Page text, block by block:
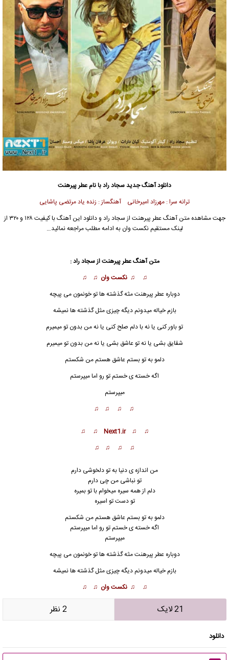
دانلود آهنگ جدیدسجاد راد با نام عطر پیرهنت
ترانه سرا : مهرزاد امیرخانی آهنگساز : زنده یاد مرتضی پاشایی
جهت مشاهده متن آهنگ عطر پیرهنت از سجاد راد و دانلود این آهنگ با کیفیت ۱۲۸ و ۳۲۰ از
لینک مستقیم نکست وان به ادامه مطلب مراجعه نمائید…
متن آهنگ عطر پیرهنت از سجاد راد :
♫ ♫نکست وان ♫ ♫
دوباره عطر پیرهنت مثه گذشته ها تو خونمون می پیچه
بازم خیاله میدونم دیگه چیزی مثل گذشته ها نمیشه
تو باور کنی یا نه با دلم صلح کنی یا نه من بدون تو میمیرم
شقایق بشی یا نه تو عاشق بشی یا نه من بدون تو میمیرم
دلمو به تو بستم عاشق هستم من شکستم
اگه خسته ی خستم تو رو اما میپرستم
میپرستم
♫ ♫ ♫ ♫
♫ ♫ Next1.ir ♫ ♫
♫ ♫ ♫ ♫
من اندازه ی دنیا به تو دلخوشی دارم
تو نباشی من چی دارم
دلم از همه سیره میخوام با تو بمیره
تو دست تو اسیره
دلمو به تو بستم عاشق هستم من شکستم
اگه خسته ی خستم تو رو اما میپرستم
میپرستم
دوباره عطر پیرهنت مثه گذشته ها تو خونمون می پیچه
بازم خیاله میدونم دیگه چیزی مثل گذشته ها نمیشه
♫ ♫ نکست وان ♫ ♫
21 لایک 2 نظر
دانلود